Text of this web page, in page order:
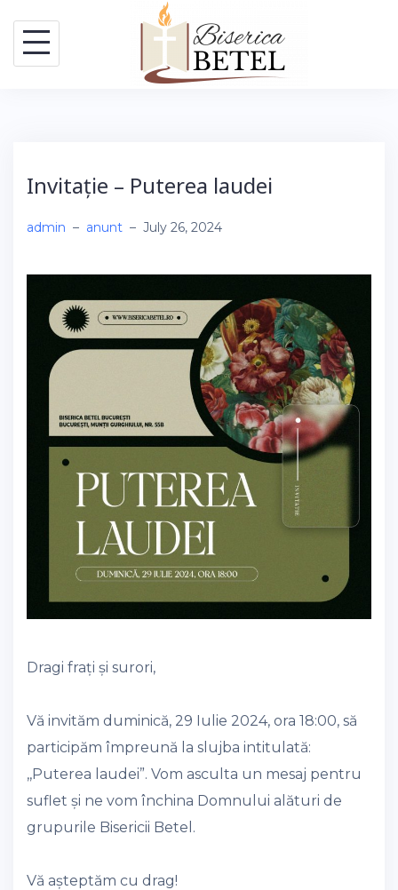
content
Invitație – Puterea laudei
admin – anunt – July 26, 2024
Dragi frați și surori,
Vă invităm duminică, 29 Iulie 2024, ora 18:00, să
participăm împreună la slujba intitulată:
,,Puterea laudei”. Vom asculta un mesaj pentru
suflet și ne vom închina Domnului alături de
grupurile Bisericii Betel.
Vă așteptăm cu drag!